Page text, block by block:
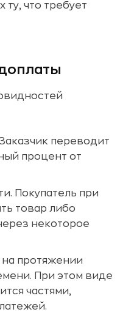
что требует
переводит
процент от
Покупатель при
товар либо
некоторое
протяжении
При этом виде
частями,